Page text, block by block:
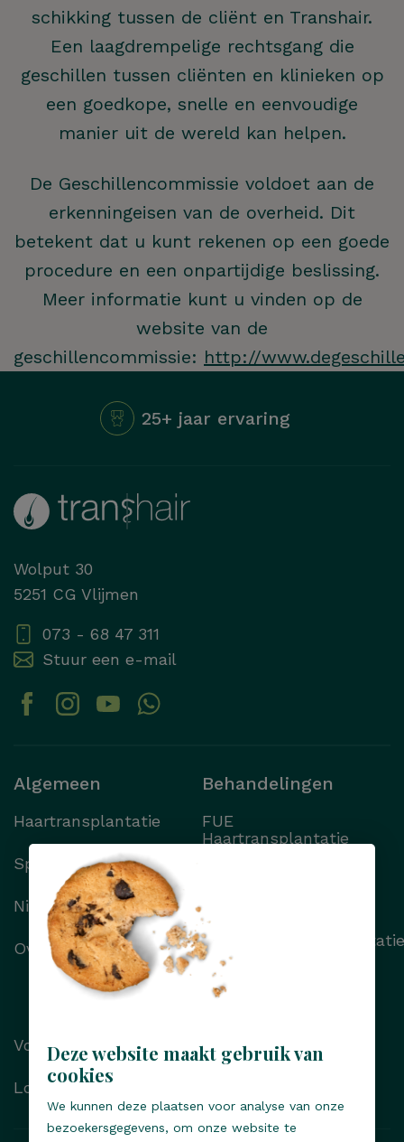
Deze website maakt gebruik van
cookies
We kunnen deze plaatsen voor analyse van onze
bezoekersgegevens, om onze website te
schikking tussen de cliënt en Transhair.
Een laagdrempelige rechtsgang die
geschillen tussen cliënten en klinieken op
een goedkope, snelle en eenvoudige
manier uit de wereld kan helpen.
De Geschillencommissie voldoet aan de
erkenningeisen van de overheid. Dit
betekent dat u kunt rekenen op een goede
procedure en een onpartijdige beslissing.
Meer informatie kunt u vinden op de
website van de
geschillencommissie: http://
25+ jaar ervaring
Wolput 30
5251 CG Vlijmen
073 - 68 47 311
Stuur een e-mail
Algemeen
Haartransplantatie
Specialisten
Nieuws
Over Transhair
Voor/na foto’s
Locaties
Behandelingen
FUE
Haartransplantatie
Wenkbrauwtransplantatie
Alle behandelingen